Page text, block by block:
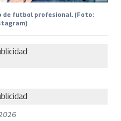
de futbol profesional. (Foto: